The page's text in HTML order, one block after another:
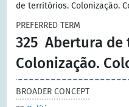
de territórios. Colonização.
PREFERRED TERM
325 Abertura
Colonização.
BROADER CONCEPT